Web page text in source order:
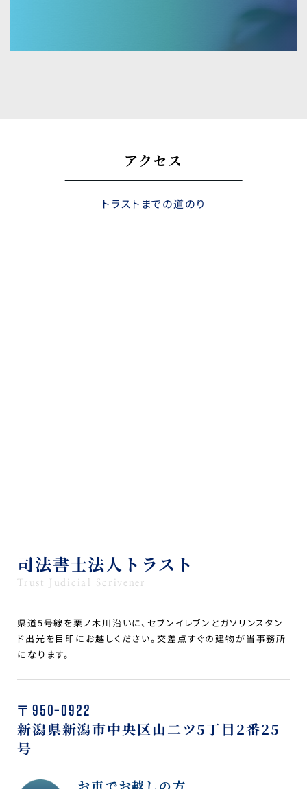
アクセス
トラストまでの道のり
司法書士法人トラスト
Trust Judicial Scrivener
県道5号線を栗ノ木川沿いに、セブンイレブンとガソリンスタン
ド出光を目印にお越しください。交差点すぐの建物が当事務所
になります。
〒950-0922
新潟県新潟市中央区山二ツ5丁目2番25
号